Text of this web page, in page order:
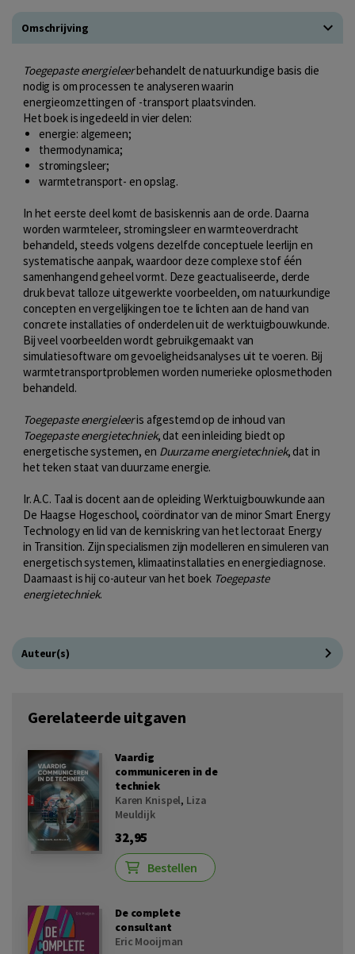
Omschrijving
Toegepaste energieleerbehandelt de natuurkundige basis die
nodig is om processen te analyseren waarin
energieomzettingen of -transport plaatsvinden.
Het boek is ingedeeld in vier delen:
energie: algemeen;
thermodynamica;
stromingsleer;
warmtetransport- en opslag.
In het eerste deel komt de basiskennis aan de orde. Daarna
worden warmteleer, stromingsleer en warmteoverdracht
behandeld, steeds volgens dezelfde conceptuele leerlijn en
systematische aanpak, waardoor deze complexe stof één
samenhangend geheel vormt. Deze geactualiseerde, derde
druk bevat talloze uitgewerkte voorbeelden, om natuurkundige
concepten en vergelijkingen toe te lichten aan de hand van
concrete installaties of onderdelen uit de werktuigbouwkunde.
Bij veel voorbeelden wordt gebruikgemaakt van
simulatiesoftware om gevoeligheidsanalyses uit te voeren. Bij
warmtetransportproblemen worden numerieke oplosmethoden
behandeld.
Toegepaste energieleeris afgestemd op de inhoud van
Toegepaste energietechniek, dat een inleiding biedt op
energetische systemen, en Duurzame energietechniek, dat in
het teken staat van duurzame energie.
Ir. A.C. Taal is docent aan de opleiding Werktuigbouwkunde aan
De Haagse Hogeschool, coördinator van de minor Smart Energy
Technology en lid van de kenniskring van het lectoraat Energy
in Transition. Zijn specialismen zijn modelleren en simuleren van
energetisch systemen, klimaatinstallaties en energiediagnose.
Daarnaast is hij co-auteur van het boek Toegepaste
energietechniek.
Auteur(s)
Gerelateerde uitgaven
Vaardig
communiceren in de
techniek
Karen Knispel, Liza
Meuldijk
32,95
Bestellen
De complete
consultant
Eric Mooijman